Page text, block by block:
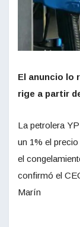
El anuncio lo
rige a partir
La petrolera
un 1% el
el
confirmó el
Marín